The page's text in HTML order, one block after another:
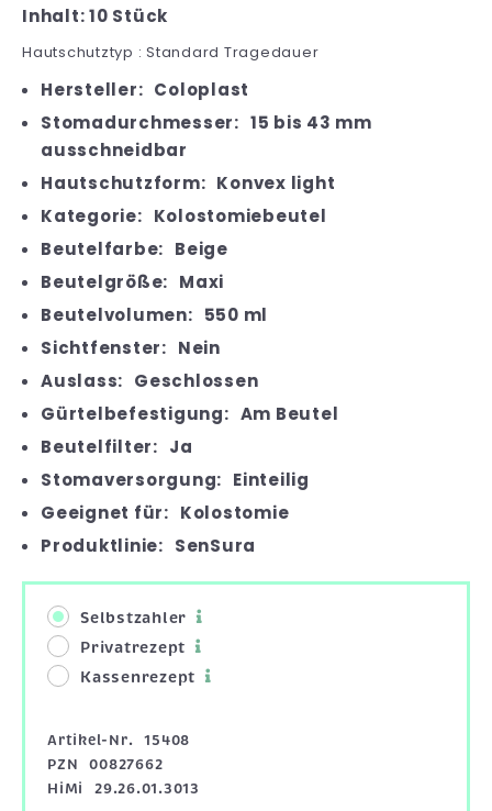
Inhalt: 10 Stück
Hautschutztyp : Standard Tragedauer
Hersteller: Coloplast
Stomadurchmesser: 15 bis 43 mm
ausschneidbar
Hautschutzform: Konvex light
Kategorie: Kolostomiebeutel
Beutelfarbe: Beige
Beutelgröße: Maxi
Beutelvolumen: 550 ml
Sichtfenster: Nein
Auslass: Geschlossen
Gürtelbefestigung: Am Beutel
Beutelfilter: Ja
Stomaversorgung: Einteilig
Geeignet für: Kolostomie
Produktlinie: SenSura
Selbstzahler
Privatrezept
Kassenrezept
Artikel-Nr.
15408
PZN
00827662
HiMi
29.26.01.3013